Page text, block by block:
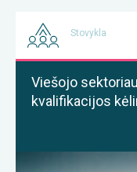
Stovykla
Viešojo
kvalifikacijos